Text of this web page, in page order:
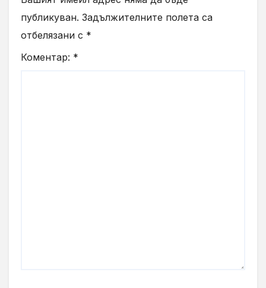
публикуван. Задължителните полета са
отбелязани с *
Коментар: *